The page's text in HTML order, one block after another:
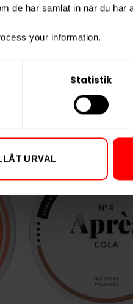
de har samlat in när du har
your information.
Statistik
URVAL
Vikt per
Varumärke